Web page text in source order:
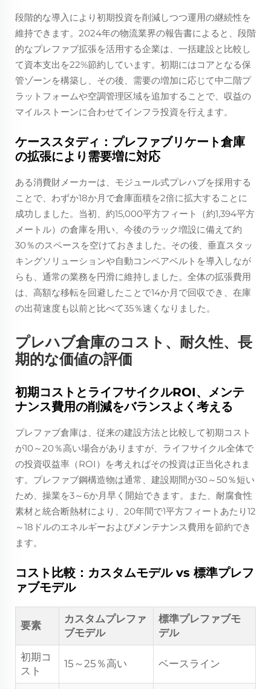
段階的な導入により初期投資を削減しつつ運用の継続性を
維持できます。2024年の物流業界の報告書によると、段階
的なプレファブ拡張を活用する企業は、一括建設と比較し
て資本支出を22%節約しています。初期にはコアとなる保
管ゾーンを構築し、その後、需要の増加に応じて中二階プ
ラットフォームや空調管理区域を追加することで、収益の
マイルストーンに合わせてインフラ投資を行えます。
ケーススタディ：プレファブリケート倉庫
の拡張により需要増に対応
ある消費財メーカーは、モジュール式プレハブを採用する
ことで、わずか18か月で倉庫面積を2倍に拡大することに
成功しました。当初、約15,000平方フィート（約1,394平方
メートル）の倉庫を用い、今後のラック増設に備えて約
30％のスペースを空けておきました。その後、垂直スタッ
キングソリューションや自動コンベアベルトを導入しなが
らも、通常の業務を円滑に維持しました。全体の拡張費用
は、高額な移転を回避したことで14か月で回収でき、在庫
の出荷速度も以前と比べて35％速くなりました。
プレハブ倉庫のコスト、耐久性、長
期的な価値の評価
初期コストとライフサイクルROI、メンテ
ナンス費用の削減をバランスよく考える
プレファブ倉庫は、従来の建設方法と比較して初期コスト
が10～20％高い場合がありますが、ライフサイクル全体で
の投資収益率（ROI）を考えればその投資は正当化されま
す。プレファブ鋼構造物は通常、建設期間が30～50％短い
ため、操業を3～6か月早く開始できます。また、耐腐食性
素材と統合断熱材により、20年間で1平方フィートあたり12
～18ドルのエネルギーおよびメンテナンス費用を節約でき
ます。
コスト比較：カスタムモデル vs 標準プレフ
ァブモデル
要素
カスタムプレファ
ブモデル
標準プレファブモ
デル
初期コ
スト
15～25％高い ベースライン